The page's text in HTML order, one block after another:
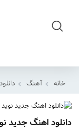
خانه آهنگ
دانلود اهنگ جدید